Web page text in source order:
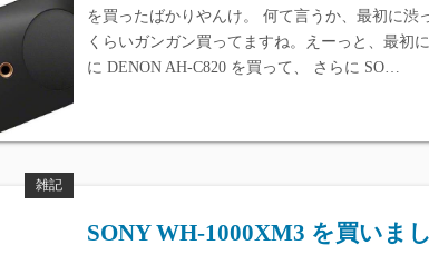
を買ったばかりやんけ。 何て言うか、最初に渋
くらいガンガン買ってますね。えーっと、最初
に DENON AH-C820 を買って、 さらに SO…
雑記
SONY WH-1000XM3 を買いま